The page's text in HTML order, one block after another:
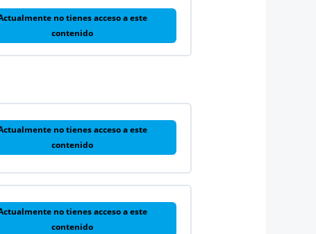
no tienes acceso a este
contenido
no tienes acceso a este
contenido
no tienes acceso a este
contenido